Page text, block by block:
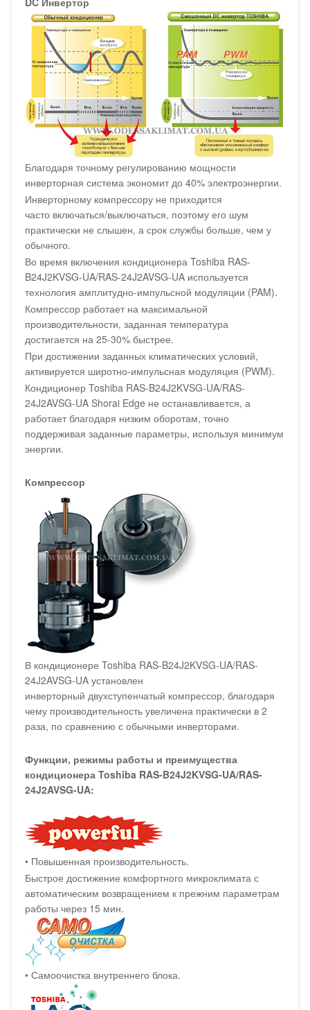
Благодаря точному регулированию мощности
инверторная система экономит до 40% электроэнергии.
Инверторному компрессору не приходится
часто включаться/выключаться, поэтому его шум
практически не слышен, а срок службы больше, чем у
обычного.
Во время включения кондиционера Toshiba RAS-
B24J2KVSG-UA/RAS-24J2AVSG-UA используется
технология амплитудно-импульсной модуляции (PAM).
Компрессор работает на максимальной
производительности, заданная температура
достигается на 25-30% быстрее.
При достижении заданных климатических условий,
активируется широтно-импульсная модуляция (PWM).
Кондиционер Toshiba RAS-B24J2KVSG-UA/RAS-
24J2AVSG-UA Shorai Edge не останавливается, а
работает благодаря низким оборотам, точно
поддерживая заданные параметры, используя минимум
энергии.
Компрессор
В кондиционере Toshiba RAS-B24J2KVSG-UA/RAS-
24J2AVSG-UA установлен
инверторный двухступенчатый компрессор, благодаря
чему производительность увеличена практически в 2
раза, по сравнению с обычными инверторами.
Функции, режимы работы и преимущества
кондиционера Toshiba RAS-B24J2KVSG-UA/RAS-
24J2AVSG-UA:
• Повышенная производительность.
Быстрое достижение комфортного микроклимата с
автоматическим возвращением к прежним параметрам
работы через 15 мин.
• Самоочистка внутреннего блока.